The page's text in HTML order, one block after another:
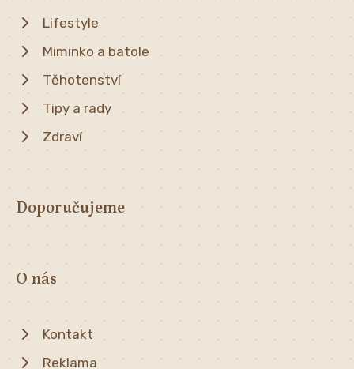
Lifestyle
Miminko a batole
Těhotenství
Tipy a rady
Zdraví
Doporučujeme
O nás
Kontakt
Reklama